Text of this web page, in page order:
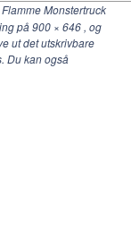
Monstertruck
på900 × 646 , og
ut det utskrivbare
Du kan også